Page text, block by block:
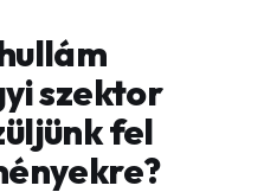
szektor
fel